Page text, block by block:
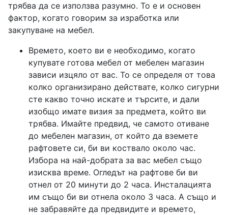
трябва да се използва разумно. То е и основен
фактор, когато говорим за изработка или
закупуване на мебел.
Времето, което ви е необходимо, когато
купувате готова мебел от мебелен магазин
зависи изцяло от вас. То се определя от това
колко организирано действате, колко сигурни
сте какво точно искате и търсите, и дали
изобщо имате визия за предмета, който ви
трябва. Имайте предвид, че самото отиване
до мебелен магазин, от който да вземете
рафтовете си, би ви коствало около час.
Избора на най-добрата за вас мебел също
изисква време. Огледът на рафтове би ви
отнел от 20 минути до 2 часа. Инсталацията
им също би ви отнела около 3 часа. А също и
не забравяйте да предвидите и времето,